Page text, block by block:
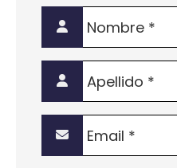
Nombre
Apellido